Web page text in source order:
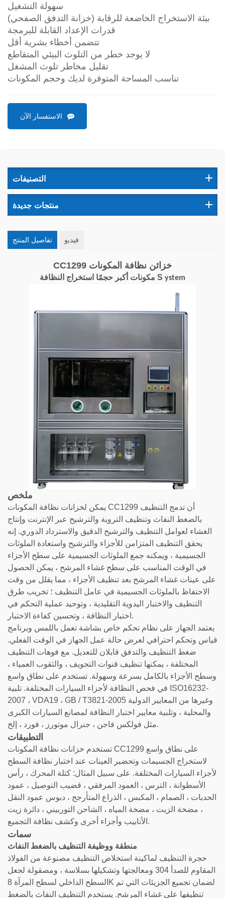
سهولة التشغيل
بيئة الاستخراج الخاضعة للرقابة (خزانة التدفق الصفحي)
قدرات الإعداد القابلة للبرمجة
تتضمن أخطاء بشرية أقل
لا يوجد خطر من التلوث البيئي المتقاطع
تقليل مخاطر تلوث المشغل
تناسب المساحة المتوفرة لديك وحجم المكونات
الاستفسار الآن
التصنيفات
منتجات جديدة
تفاصيل المنتج فيديو
CC1299 خزائن نظافة المكونات
مكونات أكبر حجمًا استخراج النظافة S ystem
ملخص
يمكن لخزانات نظافة المكونات CC1299 أن تدمج التنظيف
بالضغط النفاث وتنظيف التروية والترشيح عبر الإنترنت وإنتاج
الغشاء لعوامل التنظيف والترشيح الدقيق والاسترداد الدوري. إنه
يحقق التنظيف المتزامن للأجزاء والترشيح واستعادة الملوثات
الجسيمية ، ويمكنه جمع الملوثات الجسيمية على سطح الأجزاء
في الوقت المناسب على سطح غشاء المرشح ، يمكن الحصول
على عينات غشاء المرشح بعد تنظيف الأجزاء ، مما يقلل من وقت
الاحتفاظ بالملوثات الجسيمية في عامل التنظيف ؛ تخريب طرق
التنظيف والاختبار اليدوية التقليدية ، وتوحيد عملية التحكم في
اختبار النظافة ، وتحسين كفاءة الاختبار.
يعتمد الجهاز على نظام تحكم خاص بشاشة تعمل باللمس وبرنامج
قياس وتحكم احترافي لعرض حالة عمل الجهاز في الوقت الفعلي.
ضغط التنظيف والتدفق قابلان للتعديل. مع فوهات التنظيف
المختلفة ، يمكنها تنظيف قنوات التجويف ، والثقوب العمياء ،
وسطح الأجزاء بالكامل بسرعة وسهولة. تستخدم على نطاق واسع
في فحص النظافة لأجزاء السيارات المختلفة. تلبية ISO16232-
2007 ، VDA19 ، GB / T3821-2005 وغيرها من المعايير الدولية
والمحلية ، وتلبية معايير اختبار النظافة لمصانع السيارات الكبرى
مثل فولكس فاجن ، جنرال موتورز ، فورد ، إلخ.
التطبيقات
تستخدم خزانات نظافة المكونات CC1299 على نطاق واسع
لاستخراج الجسيمات وتحضير العينات عند اختبار نظافة السطح
لأجزاء السيارات المختلفة. على سبيل المثال: كتلة المحرك ، رأس
الأسطوانة ، الترس ، العمود المرفقي ، قضيب التوصيل ، عمود
الحدبات ، الصمام ، المكبس ، الذراع المتأرجح ، دبوس عمود النقل
، مضخة الزيت ، مضخة المياه ، الشاحن التوربيني ، دائرة زيت
الأنابيب وأجزاء أخرى وكشف نظافة التجميع.
سمات
منطقة ووظيفة التنظيف بالضغط النفاث
حجرة التنظيف لماكينة استخلاص التنظيف مصنوعة من الفولاذ
المقاوم للصدأ 304 ومعالجتها وتشكيلها بسلاسة ، ومصقولة لجعل
السطح الداخلي لسطح المرآة 8K لضمان تجميع الجزيئات التي تم
تنظيفها على غشاء المرشح. يستخدم التنظيف النفاث بالضغط